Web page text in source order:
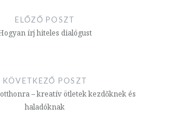
ELŐZŐ POSZT
írj hiteles dialógust
KÖVETKEZŐ POSZT
– kreatív ötletek kezdőknek és
haladóknak